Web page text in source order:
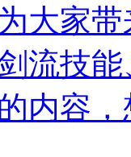
大家
流技
内容